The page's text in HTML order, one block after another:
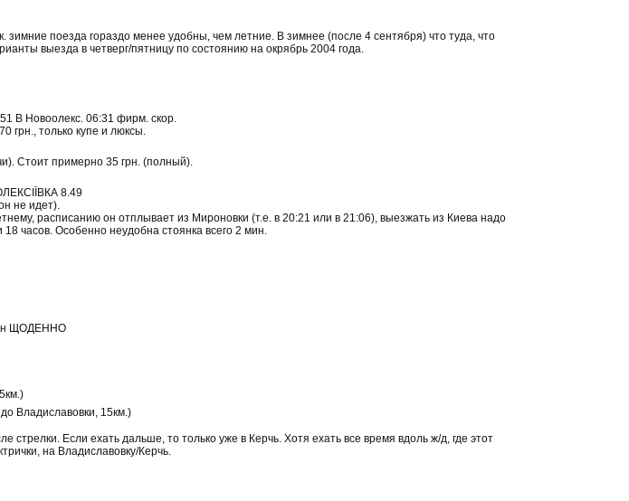
поезда гораздо менее удобны, чем летние. В зимнее (после 4 сентября) что туда, что
выезда в четверг/пятницу по состоянию на окрябрь 2004 года.
В Новоолекс. 06:31 фирм. скор.
грн., только купе и люксы.
Стоит примерно 35 грн. (полный).
8.49
не идет).
расписанию он отплывает из Мироновки (т.е. в 20:21 или в 21:06), выезжать из Киева надо
часов. Особенно неудобна стоянка всего 2 мин.
ЩОДЕННО
Владиславовки, 15км.)
стрелки. Если ехать дальше, то только уже в Керчь. Хотя ехать все время вдоль ж/д, где этот
на Владиславовку/Керчь.